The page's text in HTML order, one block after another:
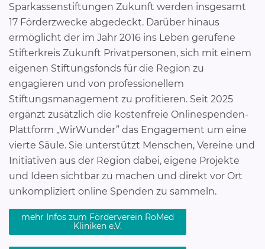
Sparkassenstiftungen Zukunft werden insgesamt
17 Förderzwecke abgedeckt. Darüber hinaus
ermöglicht der im Jahr 2016 ins Leben gerufene
Stifterkreis Zukunft Privatpersonen, sich mit einem
eigenen Stiftungsfonds für die Region zu
engagieren und von professionellem
Stiftungsmanagement zu profitieren. Seit 2025
ergänzt zusätzlich die kostenfreie Onlinespenden-
Plattform „WirWunder” das Engagement um eine
vierte Säule. Sie unterstützt Menschen, Vereine und
Initiativen aus der Region dabei, eigene Projekte
und Ideen sichtbar zu machen und direkt vor Ort
unkompliziert online Spenden zu sammeln.
mehr Infos zum Förderverein RoMed
Kliniken e.V.